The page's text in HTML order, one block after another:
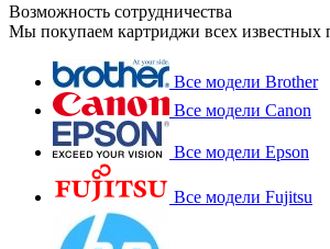
Возможность сотрудничества
Мы покупаем картриджи всех известных
Все модели Brother
Все модели Canon
Все модели Epson
Все модели Fujitsu